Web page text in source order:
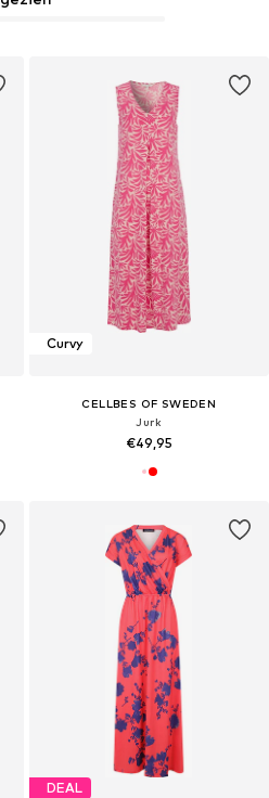
Curvy
CELLBES OF SWEDEN
Jurk
€49,95
DEAL